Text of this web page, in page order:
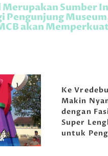
Merupakan Sumber
Pengunjung
akan
Ke
Makin
dengan
Super
untuk